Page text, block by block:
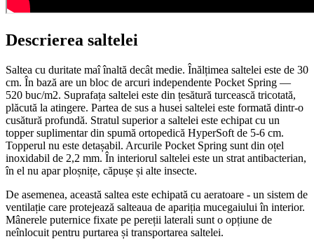
Descrierea saltelei
Saltea cu duritate maî înaltă decât medie. Înălțimea saltelei este de 30
cm. În bază are un bloc de arcuri independente Pocket Spring —
520 buc/m2. Suprafața saltelei este din țesătură turcească tricotată,
plăcută la atingere. Partea de sus a husei saltelei este formată dintr-o
cusătură profundă. Stratul superior a saltelei este echipat cu un
topper suplimentar din spumă ortopedică HyperSoft de 5-6 cm.
Topperul nu este detașabil. Arcurile Pocket Spring sunt din oțel
inoxidabil de 2,2 mm. În interiorul saltelei este un strat antibacterian,
în el nu apar ploșnițe, căpușe și alte insecte.
De asemenea, această saltea este echipată cu aeratoare - un sistem de
ventilație care protejează salteaua de apariția mucegaiului în interior.
Mânerele puternice fixate pe pereții laterali sunt o opțiune de
neînlocuit pentru purtarea și transportarea saltelei.